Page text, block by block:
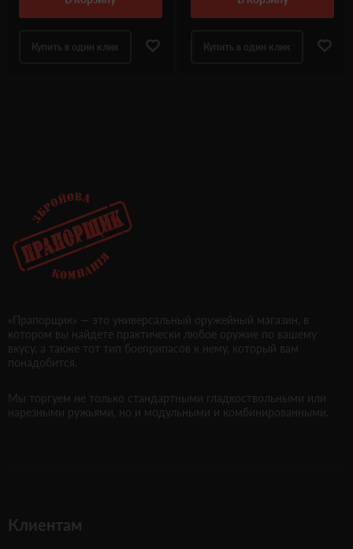
Купить в один клик Купить в один клик
«Прапорщик» — это универсальный оружейный магазин, в
котором вы найдете практически любое оружие по вашему
вкусу, а также тот тип боеприпасов к нему, который вам
понадобится.
Мы торгуем не только стандартными гладкоствольными или
нарезными ружьями, но и модульными и комбинированными.
Клиентам